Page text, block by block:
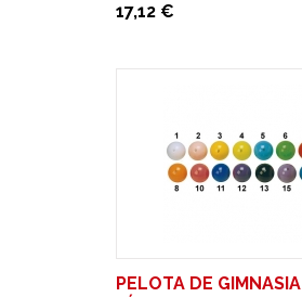
17,12 €
PELOTA DE GIMNASIA